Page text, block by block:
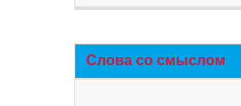
Слова со смыслом